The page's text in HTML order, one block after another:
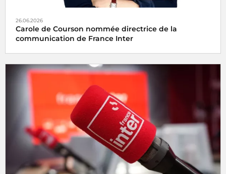
26.06.2026
Carole de Courson nommée directrice de la
communication de France Inter